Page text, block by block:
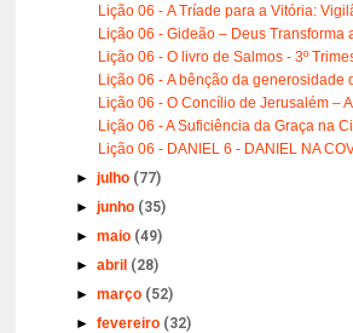
Lição 06 - A Tríade para a Vitória:
Lição 06 - Gideão – Deus Transforma
Lição 06 - O livro de Salmos - 3º
Lição 06 - A bênção da generosidade
Lição 06 - O Concílio de Jerusalém –
Lição 06 - A Suficiência da Graça na
Lição 06 - DANIEL 6 - DANIEL NA
►julho (77)
►junho (35)
►maio (49)
►abril (28)
►março (52)
►fevereiro (32)